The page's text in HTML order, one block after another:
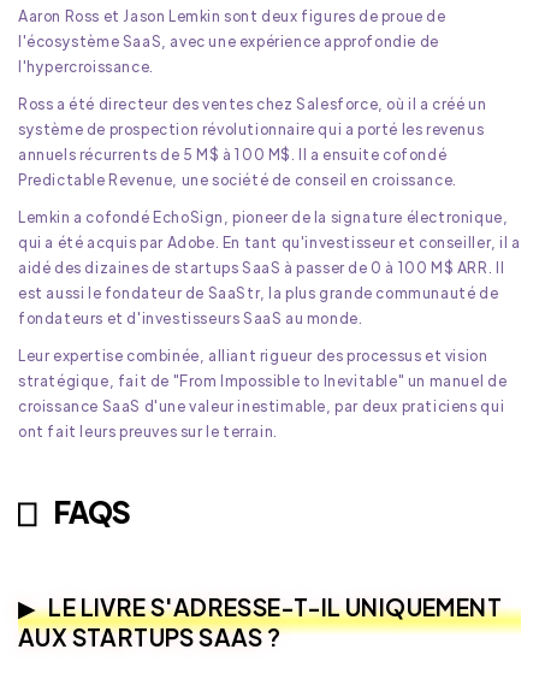
Aaron Ross et Jason Lemkin sont deux figures de proue de
l'écosystème SaaS, avec une expérience approfondie de
l'hypercroissance.
Ross a été directeur des ventes chez Salesforce, où il a créé un
système de prospection révolutionnaire qui a porté les revenus
annuels récurrents de 5 M$ à 100 M$. Il a ensuite cofondé
Predictable Revenue, une société de conseil en croissance.
Lemkin a cofondé EchoSign, pioneer de la signature électronique,
qui a été acquis par Adobe. En tant qu'investisseur et conseiller, il a
aidé des dizaines de startups SaaS à passer de 0 à 100 M$ ARR. Il
est aussi le fondateur de SaaStr, la plus grande communauté de
fondateurs et d'investisseurs SaaS au monde.
Leur expertise combinée, alliant rigueur des processus et vision
stratégique, fait de "From Impossible to Inevitable" un manuel de
croissance SaaS d'une valeur inestimable, par deux praticiens qui
ont fait leurs preuves sur le terrain.
FAQS
LE LIVRE S'ADRESSE-T-IL UNIQUEMENT
AUX STARTUPS SAAS ?